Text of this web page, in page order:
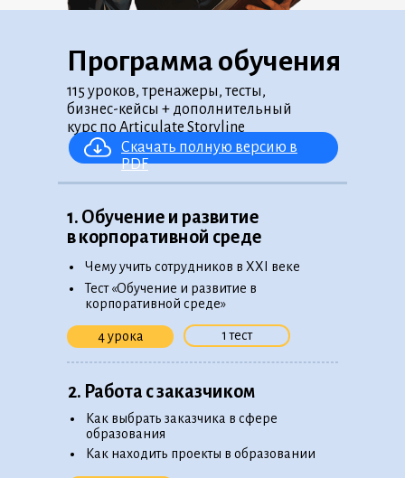
1. Обучение и развитие
в корпоративной среде
Чему учить сотрудников в XXI веке
•
Тест «Обучение и развитие в
корпоративной среде»
•
1 тест
Программа обучения
115 уроков, тренажеры, тесты,
бизнес-кейсы + дополнительный
курс по Articulate Storyline
4 урока
Скачать полную версию в
PDF
2. Работа с заказчиком
Как выбрать заказчика в сфере
образования
•
Как находить проекты в образовании
•